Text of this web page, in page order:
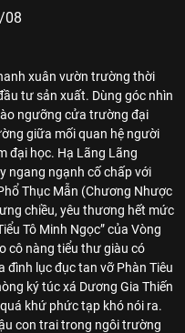
08
xuân vườn trường thời
tư sản xuất. Dùng góc nhìn
ngưỡng cửa trường đại
giữa mối quan hệ người
đại học. Hạ Lãng Lãng
ngang ngạnh cố chấp với
Thục Mẫn (Chương Nhược
chiều, yêu thương hết mức
Tô Minh Ngọc” của Vòng
cô nàng tiểu thư giàu có
đình lục đục tan vỡ Phàn Tiêu
ký túc xá Dương Gia Thiến
khứ phức tạp khó nói ra.
con trai trong ngôi trường